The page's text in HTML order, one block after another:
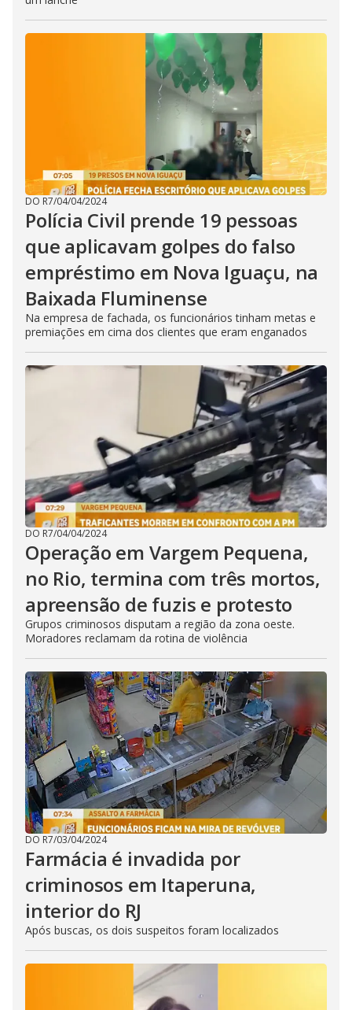
DO R7/04/04/2024
Polícia Civil prende 19 pessoas
que aplicavam golpes do falso
empréstimo em Nova Iguaçu, na
Baixada Fluminense
Na empresa de fachada, os funcionários tinham metas e
premiações em cima dos clientes que eram enganados
DO R7/04/04/2024
Operação em Vargem Pequena,
no Rio, termina com três mortos,
apreensão de fuzis e protesto
Grupos criminosos disputam a região da zona oeste.
Moradores reclamam da rotina de violência
DO R7/03/04/2024
Farmácia é invadida por
criminosos em Itaperuna,
interior do RJ
Após buscas, os dois suspeitos foram localizados